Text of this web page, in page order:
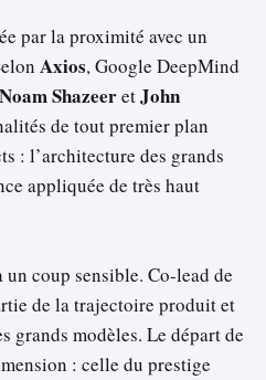
par la proximité avec un
Axios, Google DeepMind
Noam ShazeeretJohn
de tout premier plan
: l’architecture des grands
appliquée de très haut
coup sensible. Co-lead de
de la trajectoire produit et
grands modèles. Le départ de
: celle du prestige